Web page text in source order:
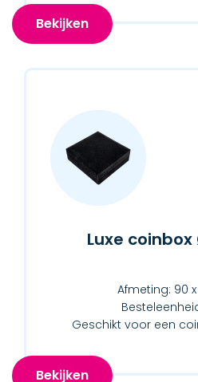
Bekijken
Luxe
Afmeting: 90
Geschikt voor een
Bekijken